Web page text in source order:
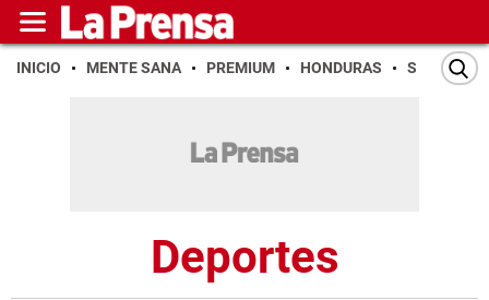
INICIO MENTE SANA PREMIUM HONDURAS SAN PEDRO
Deportes